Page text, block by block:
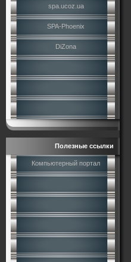
spa.ucoz.ua
SPA-Phoenix
DiZona
Полезные ссылки
Компьютерный портал